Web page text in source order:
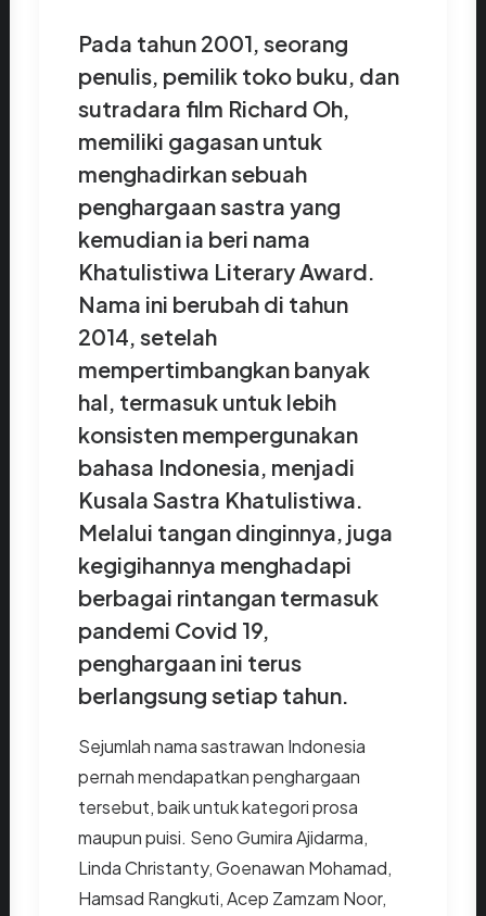
Pada tahun 2001, seorang
penulis, pemilik toko buku, dan
sutradara film Richard Oh,
memiliki gagasan untuk
menghadirkan sebuah
penghargaan sastra yang
kemudian ia beri nama
Khatulistiwa Literary Award.
Nama ini berubah di tahun
2014, setelah
mempertimbangkan banyak
hal, termasuk untuk lebih
konsisten mempergunakan
bahasa Indonesia, menjadi
Kusala Sastra Khatulistiwa.
Melalui tangan dinginnya, juga
kegigihannya menghadapi
berbagai rintangan termasuk
pandemi Covid 19,
penghargaan ini terus
berlangsung setiap tahun.
Sejumlah nama sastrawan Indonesia
pernah mendapatkan penghargaan
tersebut, baik untuk kategori prosa
maupun puisi. Seno Gumira Ajidarma,
Linda Christanty, Goenawan Mohamad,
Hamsad Rangkuti, Acep Zamzam Noor,